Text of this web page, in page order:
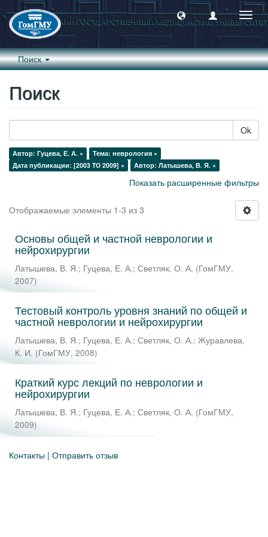
Поиск
Поиск
Ok
Автор: Гуцева, Е. А. ×
Тема: неврология ×
Дата публикации: [2003 TO 2009] ×
Автор: Латышева, В. Я. ×
Показать расширенные фильтры
Отображаемые элементы 1-3 из 3
Основы общей и частной неврологии и
нейрохирургии
Латышева, В. Я.; Гуцева, Е. А.; Светляк, О. А. (ГомГМУ,
2007)
Тестовый контроль уровня знаний по общей и
частной неврологии и нейрохирургии
Латышева, В. Я.; Гуцева, Е. А.; Светляк, О. А.; Журавлева,
К. И. (ГомГМУ, 2008)
Краткий курс лекций по неврологии и
нейрохирургии
Латышева, В. Я.; Гуцева, Е. А.; Светляк, О. А. (ГомГМУ,
2009)
Контакты | Отправить отзыв